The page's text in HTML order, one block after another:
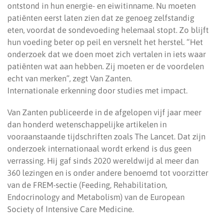
ontstond in hun energie- en eiwitinname. Nu moeten
patiënten eerst laten zien dat ze genoeg zelfstandig
eten, voordat de sondevoeding helemaal stopt. Zo blijft
hun voeding beter op peil en versnelt het herstel. “Het
onderzoek dat we doen moet zich vertalen in iets waar
patiënten wat aan hebben. Zij moeten er de voordelen
echt van merken”, zegt Van Zanten.
Internationale erkenning door studies met impact.
Van Zanten publiceerde in de afgelopen vijf jaar meer
dan honderd wetenschappelijke artikelen in
vooraanstaande tijdschriften zoals The Lancet. Dat zijn
onderzoek internationaal wordt erkend is dus geen
verrassing. Hij gaf sinds 2020 wereldwijd al meer dan
360 lezingen en is onder andere benoemd tot voorzitter
van de FREM-sectie (Feeding, Rehabilitation,
Endocrinology and Metabolism) van de European
Society of Intensive Care Medicine.